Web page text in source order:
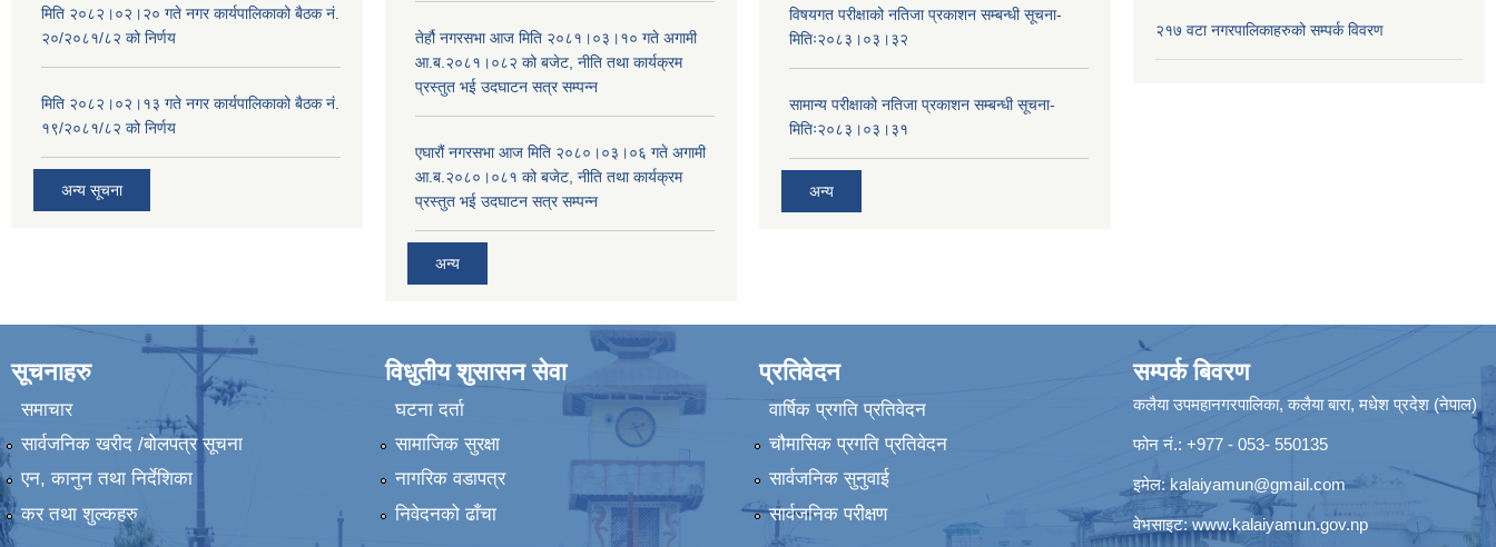
मिति २०८२।०२।२० गते नगर कार्यपालिकाको बैठक नं.
२०/२०८१/८२ को निर्णय
मिति २०८२।०२।१३ गते नगर कार्यपालिकाको बैठक नं.
१९/२०८१/८२ को निर्णय
अन्य सूचना
तेर्हौ नगरसभा आज मिति २०८१।०३।१० गते अगामी
आ.ब.२०८१।०८२ को बजेट, नीति तथा कार्यक्रम
प्रस्तुत भई उदघाटन सत्र सम्पन्न
एघारौं नगरसभा आज मिति २०८०।०३।०६ गते अगामी
आ.ब.२०८०।०८१ को बजेट, नीति तथा कार्यक्रम
प्रस्तुत भई उदघाटन सत्र सम्पन्न
अन्य
विषयगत परीक्षाको नतिजा प्रकाशन सम्बन्धी सूचना-
मितिः२०८३।०३।३२
सामान्य परीक्षाको नतिजा प्रकाशन सम्बन्धी सूचना-
मितिः२०८३।०३।३१
अन्य
२१७ वटा नगरपालिकाहरुको सम्पर्क विवरण
सूचनाहरु
समाचार
सार्वजनिक खरीद /बोलपत्र सूचना
एन, कानुन तथा निर्देशिका
कर तथा शुल्कहरु
विधुतीय शुसासन सेवा
घटना दर्ता
सामाजिक सुरक्षा
नागरिक वडापत्र
निवेदनको ढाँचा
प्रतिवेदन
वार्षिक प्रगति प्रतिवेदन
चौमासिक प्रगति प्रतिवेदन
सार्वजनिक सुनुवाई
सार्वजनिक परीक्षण
सम्पर्क बिवरण
कलैया उपमहानगरपालिका, कलैया बारा, मधेश प्रदेश (नेपाल)
फोन नं.: +977 - 053- 550135
इमेल: kalaiyamun@gmail.com
वेभसाइट:www.kalaiyamun.gov.np